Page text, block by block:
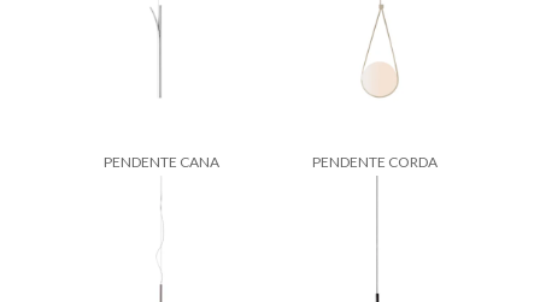
PENDENTE CANA PENDENTE CORDA